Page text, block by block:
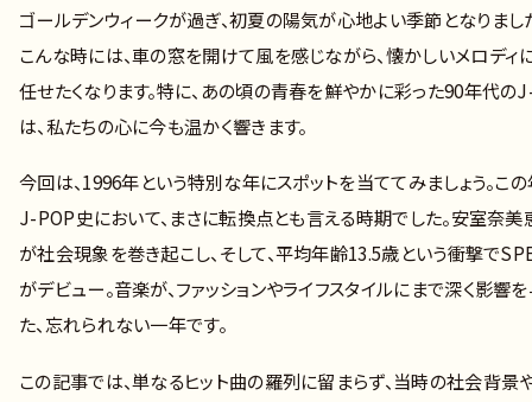
ゴールデンウィークが過ぎ、初夏の陽気が心地よい季節となりまし
こんな時には、車の窓を開けて風を感じながら、懐かしいメロディ
任せたくなります。特に、あの頃の青春を鮮やかに彩った90年代の
は、私たちの心に今も温かく響きます。
今回は、1996年という特別な年にスポットを当ててみましょう。この
J-POP史において、まさに転換点とも言える時期でした。安室奈美
が社会現象を巻き起こし、そして、平均年齢13.5歳という衝撃で
がデビュー。音楽が、ファッションやライフスタイルにまで深く影響
た、忘れられない一年です。
この記事では、単なるヒット曲の羅列に留まらず、当時の社会背景